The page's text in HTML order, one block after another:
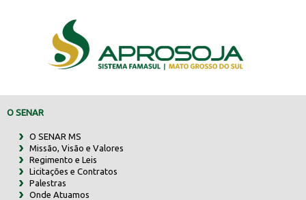
O SENAR
O SENAR MS
Missão, Visão e Valores
Regimento e Leis
Licitações e Contratos
Palestras
Onde Atuamos